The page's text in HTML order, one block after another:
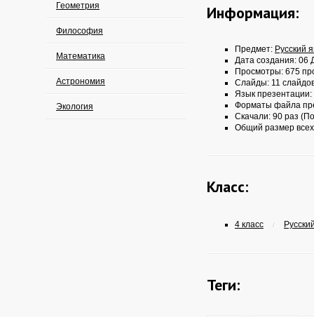
Геометрия
Философия
Математика
Астрономия
Экология
Информация:
Предмет: Русский
Дата создания: 06
Просмотры: 675
Слайды: 11
Язык презентации:
Форматы файла
Скачали: 90 раз
Общий размер
Класс:
4 класс /
Теги: